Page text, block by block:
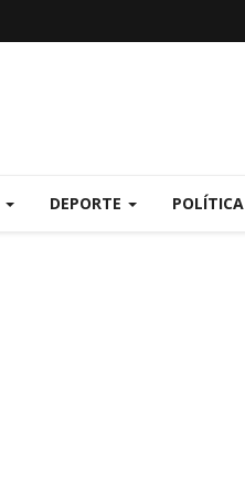
DEPORTE POLÍTICA